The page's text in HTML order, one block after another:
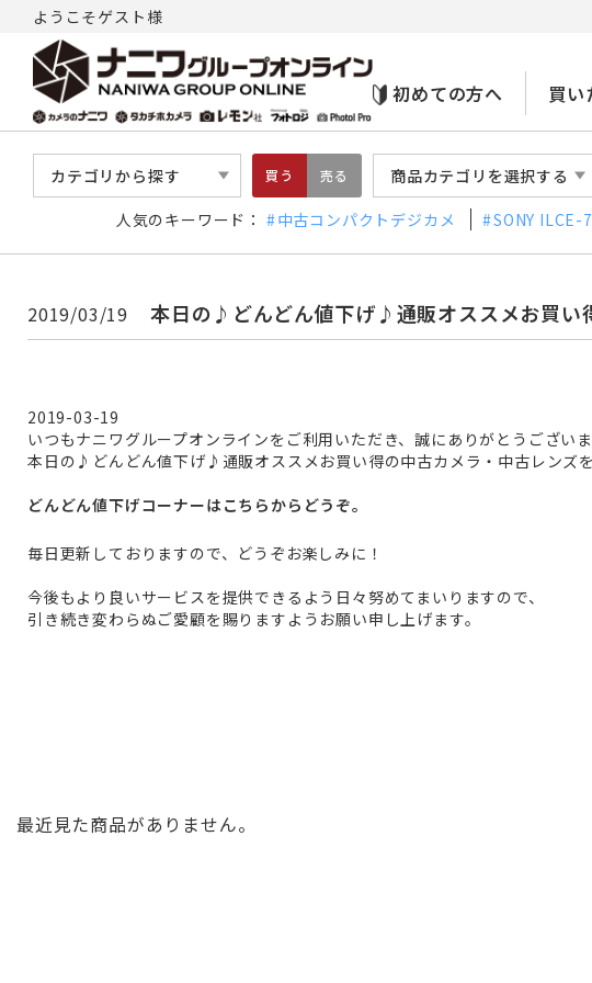
ようこそゲスト様
初めての方へ 買い
カテゴリから探す 買う 売る 商品カテゴリを選択する
人気のキーワード： 中古コンパクトデジカメ SONY ILCE-
2019/03/19 本日の♪どんどん値下げ♪通販オススメお買い
2019-03-19
いつもナニワグループオンラインをご利用いただき、誠にありがとうございま
本日の♪どんどん値下げ♪通販オススメお買い得の中古カメラ・中古レンズを
どんどん値下げコーナーはこちらからどうぞ。
毎日更新しておりますので、どうぞお楽しみに！
今後もより良いサービスを提供できるよう日々努めてまいりますので、
引き続き変わらぬご愛顧を賜りますようお願い申し上げます。
最近見た商品がありません。